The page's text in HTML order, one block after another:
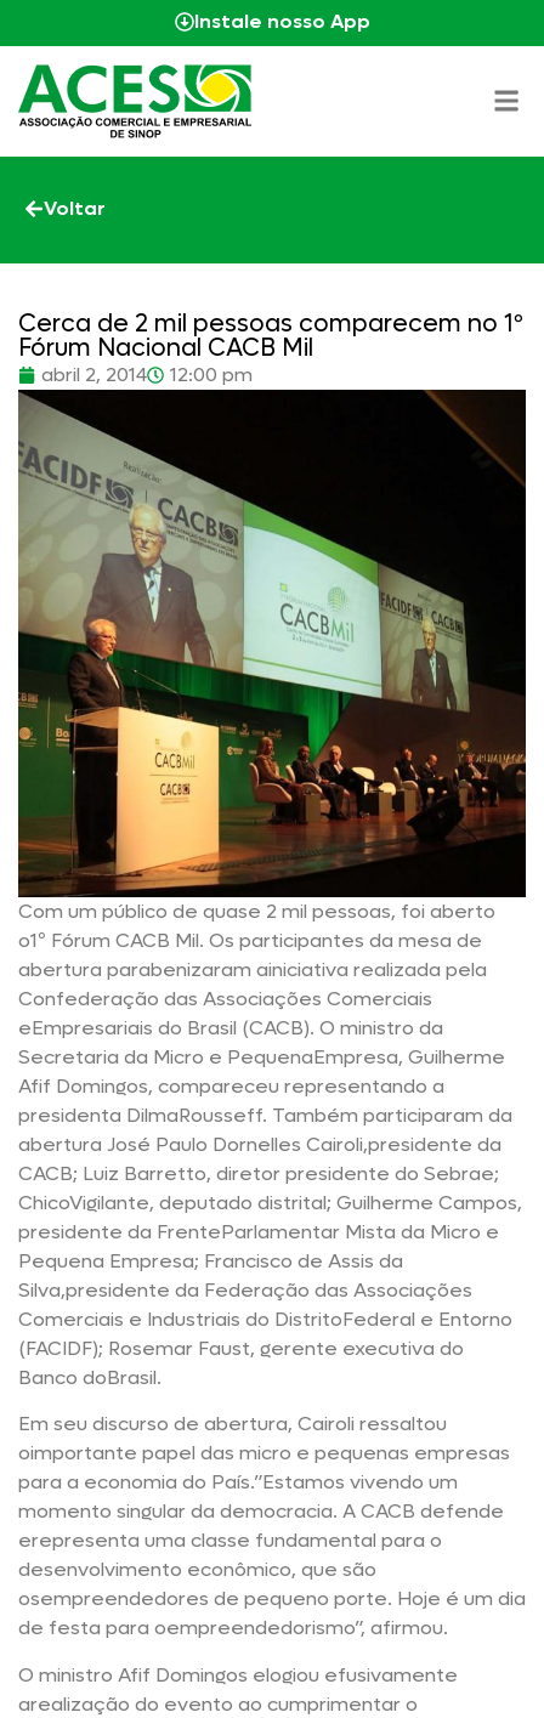
Instale nosso App
Voltar
Cerca de 2 mil pessoas comparecem no 1º
Fórum Nacional CACB Mil
abril 2, 2014 12:00 pm
Com um público de quase 2 mil pessoas, foi aberto
o1º Fórum CACB Mil. Os participantes da mesa de
abertura parabenizaram ainiciativa realizada pela
Confederação das Associações Comerciais
eEmpresariais do Brasil (CACB). O ministro da
Secretaria da Micro e PequenaEmpresa, Guilherme
Afif Domingos, compareceu representando a
presidenta DilmaRousseff. Também participaram da
abertura José Paulo Dornelles Cairoli,presidente da
CACB; Luiz Barretto, diretor presidente do Sebrae;
ChicoVigilante, deputado distrital; Guilherme Campos,
presidente da FrenteParlamentar Mista da Micro e
Pequena Empresa; Francisco de Assis da
Silva,presidente da Federação das Associações
Comerciais e Industriais do DistritoFederal e Entorno
(FACIDF); Rosemar Faust, gerente executiva do
Banco doBrasil.
Em seu discurso de abertura, Cairoli ressaltou
oimportante papel das micro e pequenas empresas
para a economia do País.”Estamos vivendo um
momento singular da democracia. A CACB defende
erepresenta uma classe fundamental para o
desenvolvimento econômico, que são
osempreendedores de pequeno porte. Hoje é um dia
de festa para oempreendedorismo”, afirmou.
O ministro Afif Domingos elogiou efusivamente
arealização do evento ao cumprimentar o